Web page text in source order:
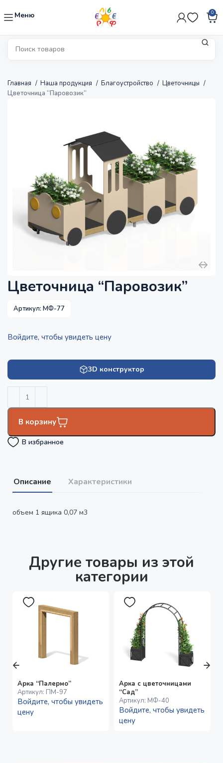
Меню 0
Главная Наша продукция Благоустройство
Цветочницы
Цветочница “Паровозик”
Цветочница “Паровозик”
Артикул:МФ-77
Войдите, чтобы увидеть цену
3D конструктор
В корзину
В избранное
Описание Характеристики
объем 1 ящика 0,07 м3
Другие товары из этой
категории
Арка “Палермо”
Артикул: ПМ-97
Войдите, чтобы увидеть
цену
Арка с цветочницами
“Сад”
Артикул: МФ-40
Войдите, чтобы увидеть
цену